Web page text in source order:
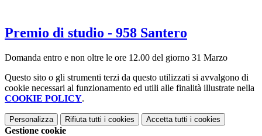
Premio di studio - 958 Santero
Domanda entro e non oltre le ore 12.00 del giorno 31 Marzo
Questo sito o gli strumenti terzi da questo utilizzati si avvalgono di
cookie necessari al funzionamento ed utili alle finalità illustrate nella
COOKIE POLICY.
Personalizza Rifiuta tutti i cookies Accetta tutti i cookies
Gestione cookie